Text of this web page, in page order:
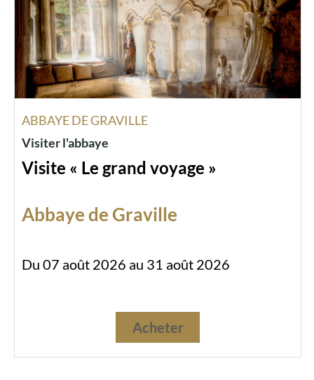
ABBAYE DE GRAVILLE
Visiter l'abbaye
Visite « Le grand voyage »
Abbaye de Graville
Du 07 août 2026 au 31 août 2026
Acheter